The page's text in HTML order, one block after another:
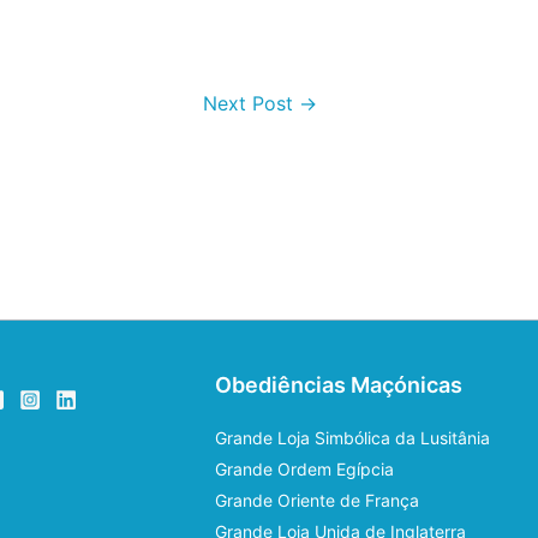
Next Post →
Obediências Maçónicas
Grande Loja Simbólica da Lusitânia
Grande Ordem Egípcia
Grande Oriente de França
Grande Loja Unida de Inglaterra